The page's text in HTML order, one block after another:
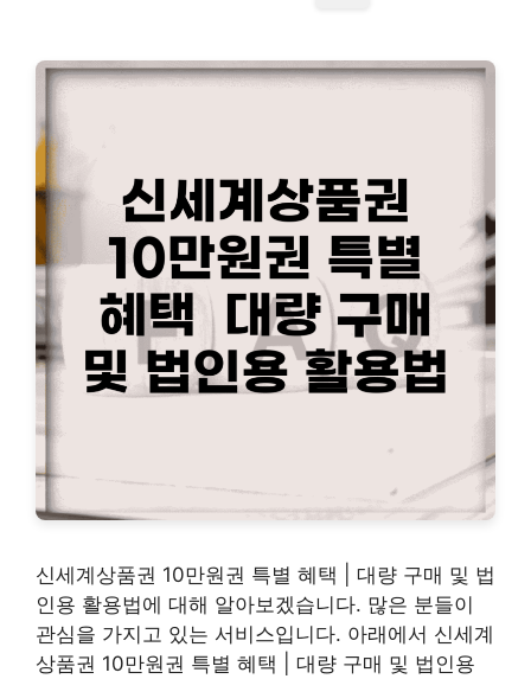
신세계상품권 10만원권 특별 혜택 | 대량 구매 및 법
인용 활용법에 대해 알아보겠습니다. 많은 분들이
관심을 가지고 있는 서비스입니다. 아래에서 신세계
상품권 10만원권 특별 혜택 | 대량 구매 및 법인용